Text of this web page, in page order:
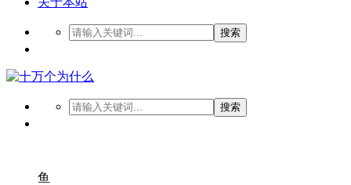
搜索
搜索
鱼